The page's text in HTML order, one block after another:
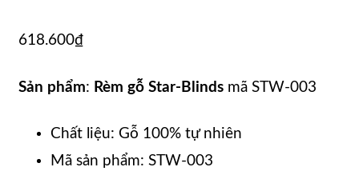
618.600₫
Sản phẩm: Rèm gỗ Star-Blinds mã STW-003
Chất liệu: Gỗ 100% tự nhiên
Mã sản phẩm: STW-003